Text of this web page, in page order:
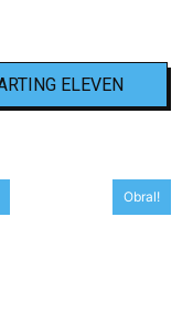
ELEVEN
Obral!